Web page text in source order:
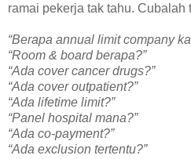
ramai pekerja tak tahu. Cubalah
“Berapa annual limit company
“Room & board berapa?”
“Ada cover cancer drugs?”
“Ada cover outpatient?”
“Ada lifetime limit?”
“Panel hospital mana?”
“Ada co-payment?”
“Ada exclusion tertentu?”